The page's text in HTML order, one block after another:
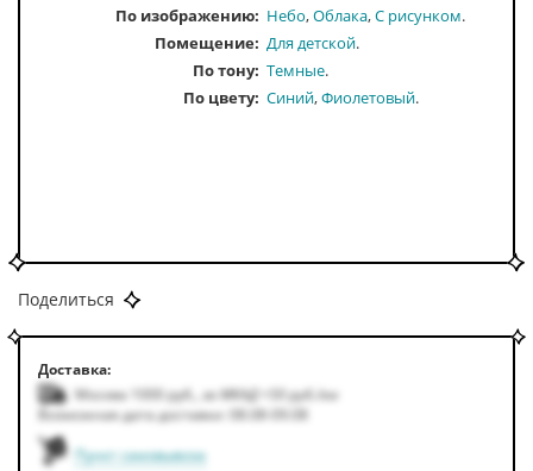
По изображению
Небо Облака С рисунком
Помещение Для детской
По тону Темные
По цвету Синий Фиолетовый
Поделиться
Доставка:
Москва 1000руб. за МКАД +50руб./км
Возможная дата доставки: 08.08-09.08
Пункт самовывоза